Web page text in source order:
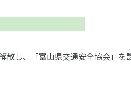
散し、「富山県交通安全協会」を